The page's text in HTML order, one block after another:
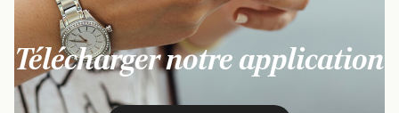
Télécharger notre application